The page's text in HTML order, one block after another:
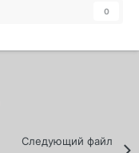
0
Следующий файл